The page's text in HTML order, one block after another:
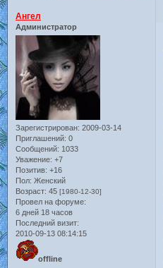
Ангел
Администратор
Зарегистрирован: 2009-03-14
Приглашений: 0
Сообщений: 1033
Уважение: +7
Позитив: +16
Пол: Женский
Возраст: 45 [1980-12-30]
Провел на форуме:
6 дней 18 часов
Последний визит:
2010-09-13 08:14:15
offline